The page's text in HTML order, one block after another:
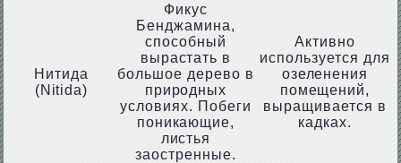
Нитида
(Nitida)
Фикус
Бенджамина,
способный
вырастать в
большое дерево в
природных
условиях. Побеги
поникающие,
листья
заостренные.
Активно
используется для
озеленения
помещений,
выращивается в
кадках.